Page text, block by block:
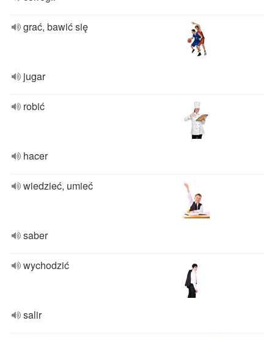
grać, bawić się
jugar
robić
hacer
wiedzieć, umieć
saber
wychodzić
salir